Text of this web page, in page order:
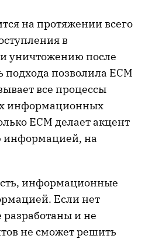
на протяжении всего
в
уничтожению после
позволила ECM
все процессы
информационных
ECM делает акцент
информацией, на
информационные
Если нет
и не
не сможет решить